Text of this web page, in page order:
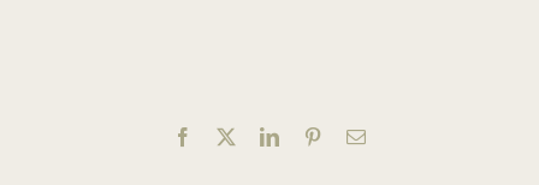
Facebook LinkedInPinterest
E-